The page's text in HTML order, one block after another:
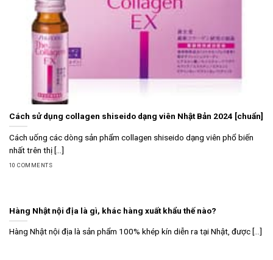
Cách sử dụng collagen shiseido dạng viên Nhật Bản 2024 [chuẩn]
Cách uống các dòng sản phẩm collagen shiseido dạng viên phổ biến
nhất trên thị [...]
10 COMMENTS
Hàng Nhật nội địa là gì, khác hàng xuất khẩu thế nào?
Hàng Nhật nội địa là sản phẩm 100% khép kín diễn ra tại Nhật, được [...]